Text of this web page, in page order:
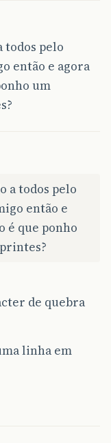
{
System
todos pelo
então e agora
um
a todos pelo
então e
é que ponho
de quebra
linha em